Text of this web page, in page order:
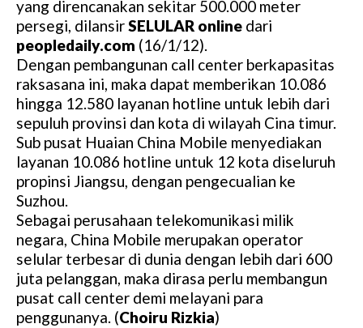
yang direncanakan sekitar 500.000 meter
persegi, dilansirSELULAR online dari
peopledaily.com (16/1/12).
Dengan pembangunan call center berkapasitas
raksasana ini, maka dapat memberikan 10.086
hingga 12.580 layanan hotline untuk lebih dari
sepuluh provinsi dan kota di wilayah Cina timur.
Sub pusat Huaian China Mobile menyediakan
layanan 10.086 hotline untuk 12 kota diseluruh
propinsi Jiangsu, dengan pengecualian ke
Suzhou.
Sebagai perusahaan telekomunikasi milik
negara, China Mobile merupakan operator
selular terbesar di dunia dengan lebih dari 600
juta pelanggan, maka dirasa perlu membangun
pusat call center demi melayani para
penggunanya. (Choiru Rizkia)